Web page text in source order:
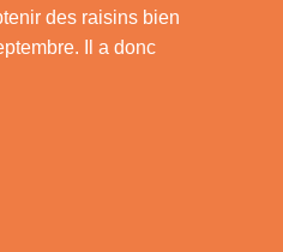
des raisins bien
Il a donc